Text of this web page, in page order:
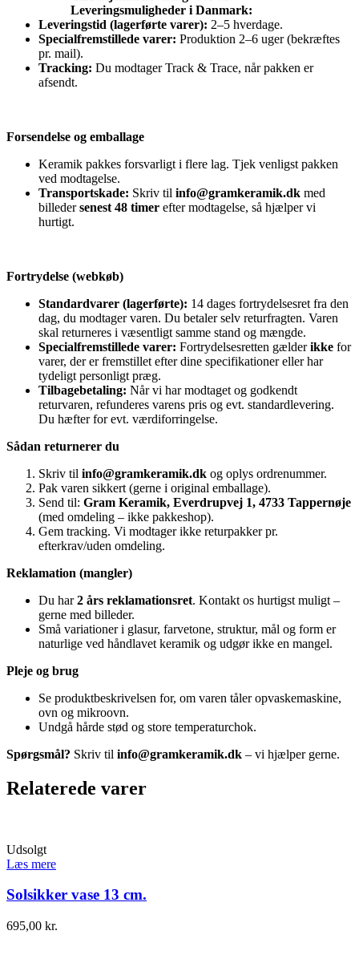
Leveringsmuligheder i Danmark:
Leveringstid (lagerførte varer): 2–5 hverdage.
Specialfremstillede varer: Produktion 2–6 uger (bekræftes
pr. mail).
Tracking: Du modtager Track & Trace, når pakken er
afsendt.
Forsendelse og emballage
Keramik pakkes forsvarligt i flere lag. Tjek venligst pakken
ved modtagelse.
Transportskade: Skriv til info@gramkeramik.dk med
billedersenest 48 timer efter modtagelse, så hjælper vi
hurtigt.
Fortrydelse (webkøb)
Standardvarer (lagerførte): 14 dages fortrydelsesret fra den
dag, du modtager varen. Du betaler selv returfragten. Varen
skal returneres i væsentligt samme stand og mængde.
Specialfremstillede varer: Fortrydelsesretten gælderikke for
varer, der er fremstillet efter dine specifikationer eller har
tydeligt personligt præg.
Tilbagebetaling: Når vi har modtaget og godkendt
returvaren, refunderes varens pris og evt. standardlevering.
Du hæfter for evt. værdiforringelse.
Sådan returnerer du
Skriv til info@gramkeramik.dk og oplys ordrenummer.
Pak varen sikkert (gerne i original emballage).
Send til: Gram Keramik, Everdrupvej 1, 4733 Tappernøje
(med omdeling – ikke pakkeshop).
Gem tracking. Vi modtager ikke returpakker pr.
efterkrav/uden omdeling.
Reklamation (mangler)
Du har2 års reklamationsret. Kontakt os hurtigst muligt –
gerne med billeder.
Små variationer i glasur, farvetone, struktur, mål og form er
naturlige ved håndlavet keramik og udgør ikke en mangel.
Pleje og brug
Se produktbeskrivelsen for, om varen tåler opvaskemaskine,
ovn og mikroovn.
Undgå hårde stød og store temperaturchok.
Spørgsmål? Skriv til info@gramkeramik.dk – vi hjælper gerne.
Relaterede varer
Udsolgt
Læs mere
Solsikker vase 13 cm.
695,00 kr.